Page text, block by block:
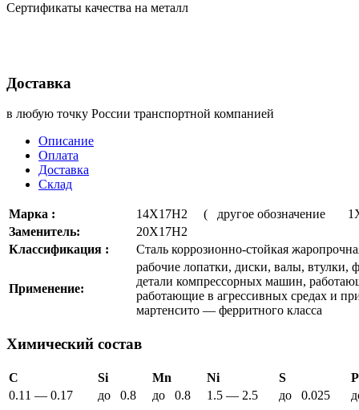
Сертификаты качества на металл
Доставка
в любую точку России транспортной компанией
Описание
Оплата
Доставка
Склад
Марка :
14Х17Н2 ( другое обозначение
Заменитель:
20Х17Н2
Классификация :
Сталь коррозионно-стойкая
Применение:
рабочие лопатки, диски, валы, втулки,
детали компрессорных машин,
работающие в агрессивных средах и
мартенсито — ферритного класса
Химический состав
C Si Mn Ni S
P
0.11 — 0.17
до 0.8 до 0.8 1.5 — 2.5 до 0.025